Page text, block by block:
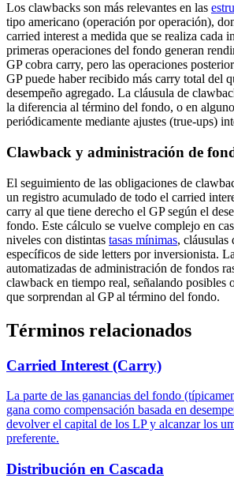
Los clawbacks son más relevantes en las
tipo americano (operación por operación),
carried interest a medida que se realiza cada
primeras operaciones del fondo generan
GP cobra carry, pero las operaciones
GP puede haber recibido más carry total del
desempeño agregado. La cláusula de
la diferencia al término del fondo, o en
periódicamente mediante ajustes (true-ups)
Clawback y administración de
El seguimiento de las obligaciones de
un registro acumulado de todo el carried
carry al que tiene derecho el GP según el
fondo. Este cálculo se vuelve complejo en
niveles con distintas tasas mínimas, cláusulas
específicos de side letters por inversionista.
automatizadas de administración de fondos
clawback en tiempo real, señalando posibles
que sorprendan al GP al término del fondo.
Términos relacionados
Carried Interest (Carry)
La parte de las ganancias del fondo
gana como compensación basada en
devolver el capital de los LP y alcanzar los
preferente.
Distribución en Cascada